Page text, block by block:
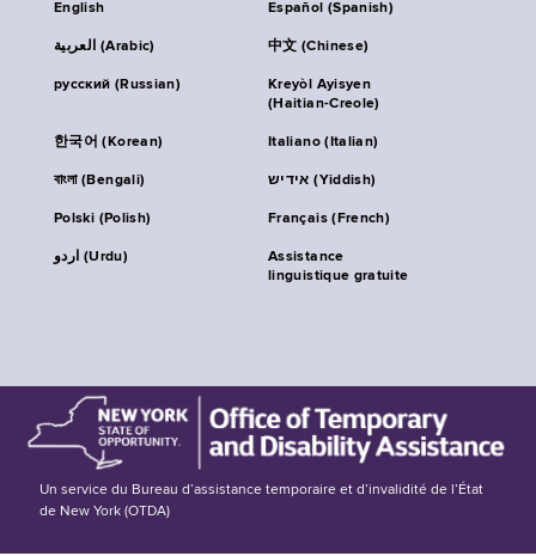
English Español (Spanish)
العربية (Arabic) 中文 (Chinese)
русский (Russian)
Kreyòl Ayisyen
(Haitian-Creole)
한국어 (Korean) Italiano (Italian)
বাংলা (Bengali) אידיש (Yiddish)
Polski (Polish) Français (French)
اردو (Urdu)
Assistance
linguistique gratuite
Un service du Bureau d’assistance temporaire et d’invalidité de l’État
de New York (OTDA)